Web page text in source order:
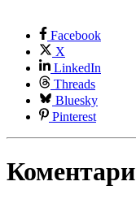
Facebook
X
LinkedIn
Threads
Bluesky
Pinterest
Коментари